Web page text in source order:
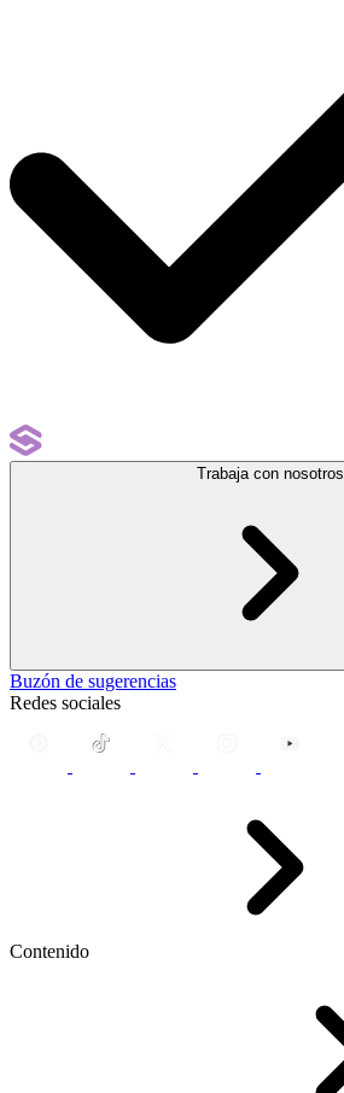
Trabaja con nosotros
Buzón de sugerencias
Redes sociales
Contenido